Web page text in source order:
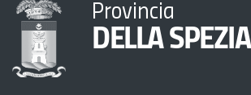
Provincia
DELLA SPEZIA